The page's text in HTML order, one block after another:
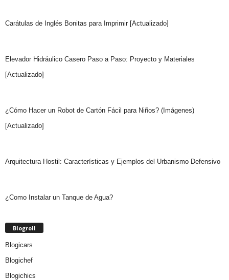
Carátulas de Inglés Bonitas para Imprimir [Actualizado]
Elevador Hidráulico Casero Paso a Paso: Proyecto y Materiales
[Actualizado]
¿Cómo Hacer un Robot de Cartón Fácil para Niños? (Imágenes)
[Actualizado]
Arquitectura Hostil: Características y Ejemplos del Urbanismo Defensivo
¿Como Instalar un Tanque de Agua?
Blogroll
Blogicars
Blogichef
Blogichics